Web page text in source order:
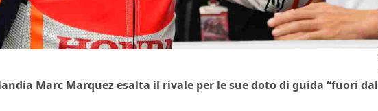
Marc Marquez esalta il rivale per le sue doto di guida “fuori dal